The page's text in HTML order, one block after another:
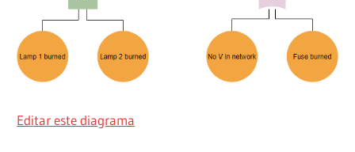
Editar este diagrama